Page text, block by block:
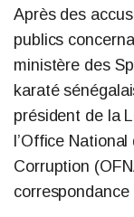
Après des
publics
ministère des
karaté
président de la
l’Office
Corruption